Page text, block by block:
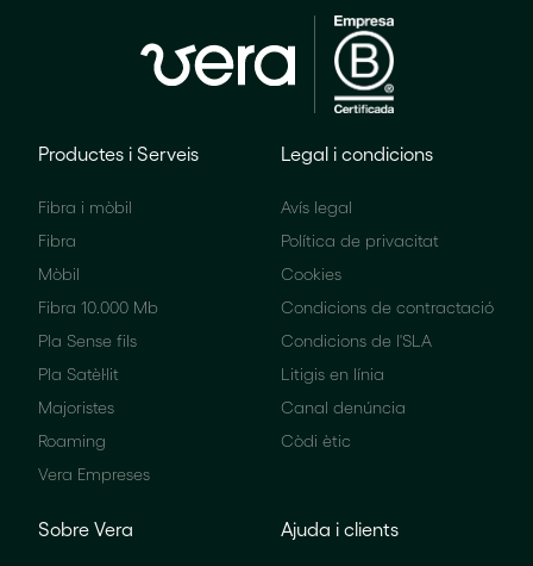
Productes i Serveis
Fibra i mòbil
Fibra
Mòbil
Fibra 10.000 Mb
Pla Sense fils
Pla Satèl·lit
Majoristes
Roaming
Vera Empreses
Legal i condicions
Avís legal
Política de privacitat
Cookies
Condicions de contractació
Condicions de l'SLA
Litigis en línia
Canal denúncia
Còdi ètic
Sobre Vera Ajuda i clients